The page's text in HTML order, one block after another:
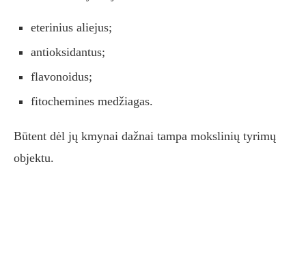
eterinius aliejus;
antioksidantus;
flavonoidus;
fitochemines medžiagas.
Būtent dėl jų kmynai dažnai tampa mokslinių tyrimų
objektu.